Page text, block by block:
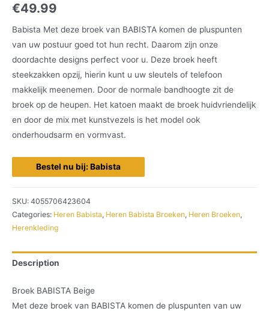
€49.99
Babista Met deze broek van BABISTA komen de pluspunten
van uw postuur goed tot hun recht. Daarom zijn onze
doordachte designs perfect voor u. Deze broek heeft
steekzakken opzij, hierin kunt u uw sleutels of telefoon
makkelijk meenemen. Door de normale bandhoogte zit de
broek op de heupen. Het katoen maakt de broek huidvriendelijk
en door de mix met kunstvezels is het model ook
onderhoudsarm en vormvast.
Bestel nu bij: Babista
SKU: 4055706423604
Categories: Heren Babista, Heren Babista Broeken, Heren Broeken,
Herenkleding
Description
Broek BABISTA Beige
Met deze broek van BABISTA komen de pluspunten van uw